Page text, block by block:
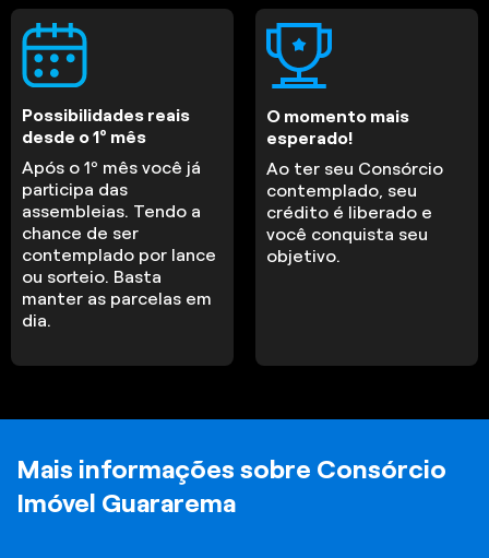
Possibilidades reais
desde o 1º mês
Após o 1º mês você já
participa das
assembleias. Tendo a
chance de ser
contemplado por lance
ou sorteio. Basta
manter as parcelas em
dia.
O momento mais
esperado!
Ao ter seu Consórcio
contemplado, seu
crédito é liberado e
você conquista seu
objetivo.
Mais informações sobre Consórcio
Imóvel Guararema